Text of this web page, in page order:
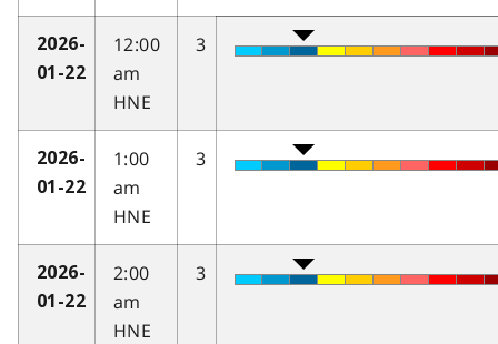
2026-
01-22
12:00
am
HNE
3
2026-
01-22
1:00
am
HNE
3
2026-
01-22
2:00
am
HNE
3